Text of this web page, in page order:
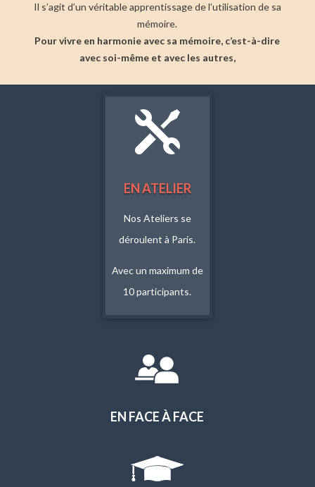
Il s’agit d’un véritable apprentissage de l’utilisation de sa
mémoire.
Pour vivre en harmonie avec sa mémoire, c’est-à-dire
avec soi-même et avec les autres,

EN ATELIER
Nos Ateliers se
déroulent à Paris.
Avec un maximum de
10 participants.
EN FACE À FACE